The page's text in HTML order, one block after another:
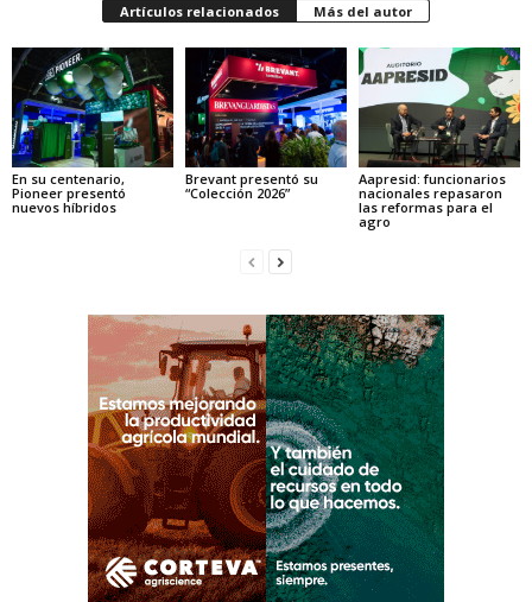
Artículos relacionados Más del autor
En su centenario,
Pioneer presentó
nuevos híbridos
Brevant presentó su
“Colección 2026”
Aapresid: funcionarios
nacionales repasaron
las reformas para el
agro